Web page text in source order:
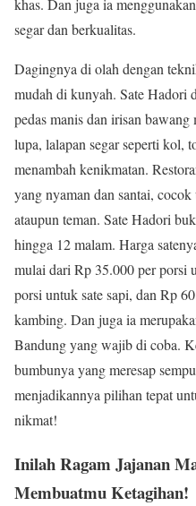
khas. Dan juga ia
segar dan berkualitas.
Dagingnya di olah dengan
mudah di kunyah. Sate Hadori
pedas manis dan irisan
lupa, lalapan segar seperti kol,
menambah kenikmatan.
yang nyaman dan santai,
ataupun teman. Sate Hadori
hingga 12 malam. Harga
mulai dari Rp 35.000 per porsi
porsi untuk sate sapi, dan Rp
kambing. Dan juga ia
Bandung yang wajib di coba.
bumbunya yang meresap
menjadikannya pilihan tepat
nikmat!
Inilah Ragam Jajanan
Membuatmu Ketagihan!